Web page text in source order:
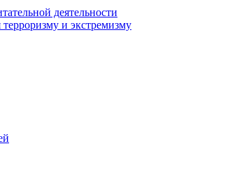
деятельности
и экстремизму